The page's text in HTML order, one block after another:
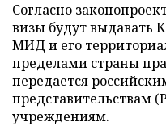
Согласно
визы будут выдавать
МИД и его
пределами страны
передается
представительствам
учреждениям.